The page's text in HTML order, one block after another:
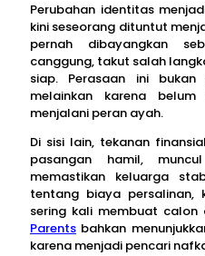
Perubahan identitas
kini seseorang dituntut
pernah dibayangkan
canggung, takut salah
siap. Perasaan ini bukan
melainkan karena
menjalani peran ayah.
Di sisi lain, tekanan
pasangan hamil,
memastikan keluarga
tentang biaya persalinan,
sering kali membuat calon
Parents bahkan
karena menjadi pencari